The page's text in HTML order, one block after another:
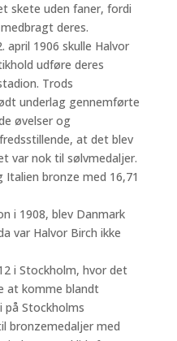
skete uden faner, fordi
deres.
april 1906 skulle Halvor
udføre deres
Trods
underlag gennemførte
øvelser og
at det blev
var nok til sølvmedaljer.
bronze med 16,71
i 1908, blev Danmark
var Halvor Birch ikke
i Stockholm, hvor det
at komme blandt
på Stockholms
bronzemedaljer med